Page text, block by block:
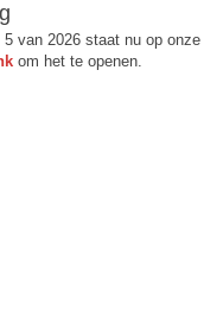
5 van 2026 staat nu op onze
om het te openen.